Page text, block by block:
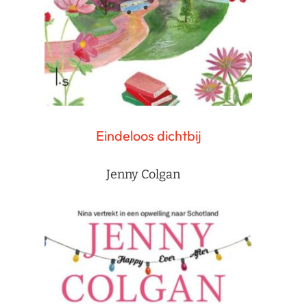
Eindeloos dichtbij
Jenny Colgan